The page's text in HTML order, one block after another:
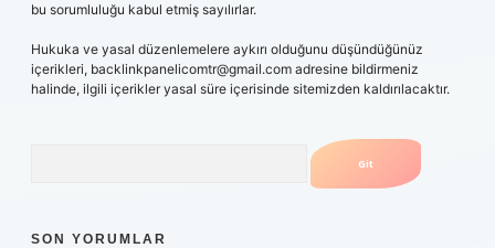
bu sorumluluğu kabul etmiş sayılırlar.
Hukuka ve yasal düzenlemelere aykırı olduğunu düşündüğünüz
içerikleri, backlinkpanelicomtr@gmail.com adresine bildirmeniz
halinde, ilgili içerikler yasal süre içerisinde sitemizden kaldırılacaktır.
SON YORUMLAR